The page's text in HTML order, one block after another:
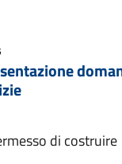
di costruire